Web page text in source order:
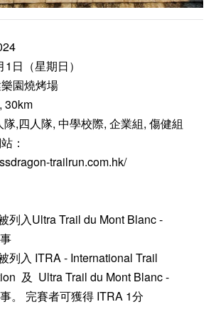
日（星期日）
園燒烤場
30km
,四人隊, 中學校際, 企業組, 傷健組
：
trailrun.com.hk/
列入Ultra Trail du Mont Blanc -
列入 ITRA - International Trail
及 Ultra Trail du Mont Blanc -
。 完賽者可獲得 ITRA 1分